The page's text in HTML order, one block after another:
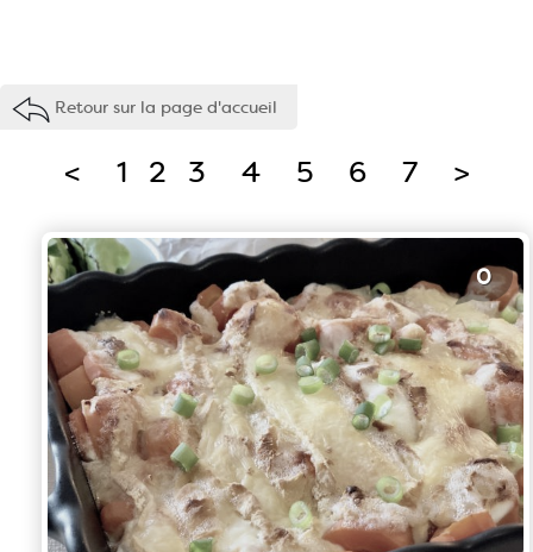
Retour sur la page d'accueil
< 1 2 3 4 5 6 7 >
0